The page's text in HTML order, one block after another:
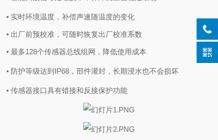
• 实时环境温度，补偿声速随温度的变化
• 出厂前预校准，可随时恢复出厂校准系数
•最多128个传感器总线组网，降低使用成本
• 防护等级达到 IP68 ，部件灌封，长期浸水也不会损坏
•传感器接口具有错接和反接保护功能